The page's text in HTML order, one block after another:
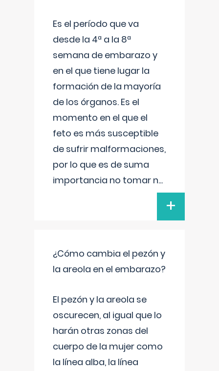
Es el período que va
desde la 4ª a la 8ª
semana de embarazo y
en el que tiene lugar la
formación de la mayoría
de los órganos. Es el
momento en el que el
feto es más susceptible
de sufrir malformaciones,
por lo que es de suma
importancia no tomar n...
+
¿Cómo cambia el pezón y
la areola en el embarazo?
El pezón y la areola se
oscurecen, al igual que lo
harán otras zonas del
cuerpo de la mujer como
la línea alba, la línea